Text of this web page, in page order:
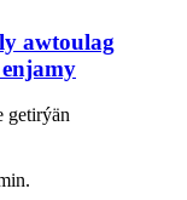
awtoulag
getirýän